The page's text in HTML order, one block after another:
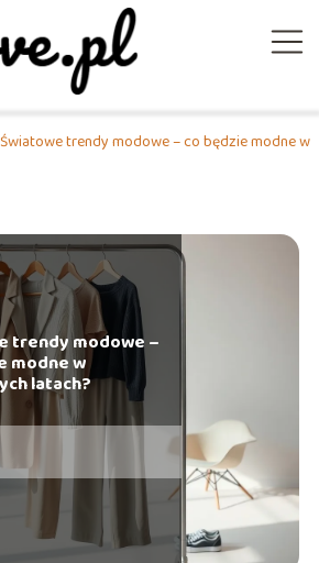
Światowe trendy modowe – co będzie modne w
trendy modowe –
modne w
latach?